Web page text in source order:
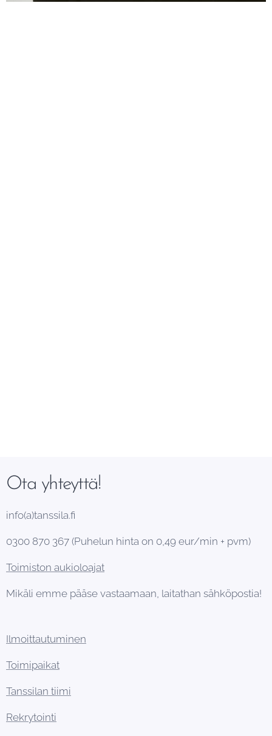
Ota yhteyttä!
info(a)tanssila.fi
0300 870 367 (Puhelun hinta on 0,49 eur/min + pvm)
Toimiston aukioloajat
Mikäli emme pääse vastaamaan, laitathan sähköpostia!
Ilmoittautuminen
Toimipaikat
Tanssilan tiimi
Rekrytointi